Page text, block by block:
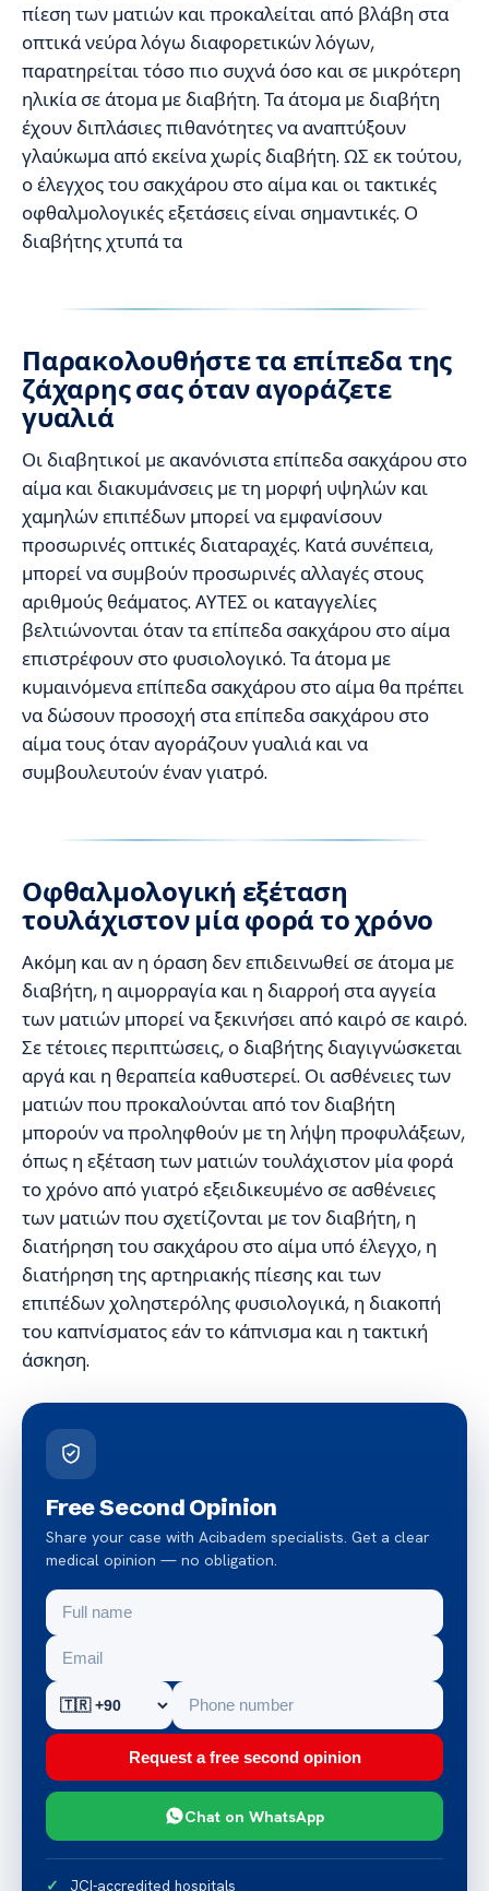
πίεση των ματιών και προκαλείται από βλάβη στα
οπτικά νεύρα λόγω διαφορετικών λόγων,
παρατηρείται τόσο πιο συχνά όσο και σε μικρότερη
ηλικία σε άτομα με διαβήτη. Τα άτομα με διαβήτη
έχουν διπλάσιες πιθανότητες να αναπτύξουν
γλαύκωμα από εκείνα χωρίς διαβήτη. ΩΣ εκ τούτου,
ο έλεγχος του σακχάρου στο αίμα και οι τακτικές
οφθαλμολογικές εξετάσεις είναι σημαντικές. Ο
διαβήτης χτυπά τα
Παρακολουθήστε τα επίπεδα της
ζάχαρης σας όταν αγοράζετε
γυαλιά
Οι διαβητικοί με ακανόνιστα επίπεδα σακχάρου στο
αίμα και διακυμάνσεις με τη μορφή υψηλών και
χαμηλών επιπέδων μπορεί να εμφανίσουν
προσωρινές οπτικές διαταραχές. Κατά συνέπεια,
μπορεί να συμβούν προσωρινές αλλαγές στους
αριθμούς θεάματος. ΑΥΤΕΣ οι καταγγελίες
βελτιώνονται όταν τα επίπεδα σακχάρου στο αίμα
επιστρέφουν στο φυσιολογικό. Τα άτομα με
κυμαινόμενα επίπεδα σακχάρου στο αίμα θα πρέπει
να δώσουν προσοχή στα επίπεδα σακχάρου στο
αίμα τους όταν αγοράζουν γυαλιά και να
συμβουλευτούν έναν γιατρό.
Οφθαλμολογική εξέταση
τουλάχιστον μία φορά το χρόνο
Ακόμη και αν η όραση δεν επιδεινωθεί σε άτομα με
διαβήτη, η αιμορραγία και η διαρροή στα αγγεία
των ματιών μπορεί να ξεκινήσει από καιρό σε καιρό.
Σε τέτοιες περιπτώσεις, ο διαβήτης διαγιγνώσκεται
αργά και η θεραπεία καθυστερεί. Οι ασθένειες των
ματιών που προκαλούνται από τον διαβήτη
μπορούν να προληφθούν με τη λήψη προφυλάξεων,
όπως η εξέταση των ματιών τουλάχιστον μία φορά
το χρόνο από γιατρό εξειδικευμένο σε ασθένειες
των ματιών που σχετίζονται με τον διαβήτη, η
διατήρηση του σακχάρου στο αίμα υπό έλεγχο, η
διατήρηση της αρτηριακής πίεσης και των
επιπέδων χοληστερόλης φυσιολογικά, η διακοπή
του καπνίσματος εάν το κάπνισμα και η τακτική
άσκηση.
Free Second Opinion
Share your case with Acibadem specialists. Get a clear
medical opinion — no obligation.
Request a free second opinion
Chat on WhatsApp
JCI-accredited hospitals